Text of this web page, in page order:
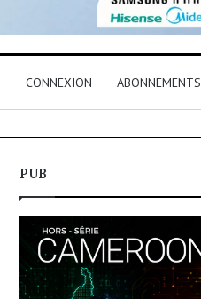
CONNEXION ABONNEMENTS
PUB